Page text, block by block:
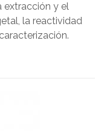
extracción y el
la reactividad